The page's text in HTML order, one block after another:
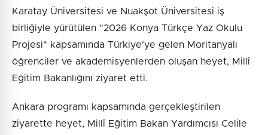
Karatay Üniversitesi ve Nuakşot Üniversitesi iş
birliğiyle yürütülen "2026 Konya Türkçe Yaz Okulu
Projesi" kapsamında Türkiye'ye gelen Moritanyalı
öğrenciler ve akademisyenlerden oluşan heyet, Millî
Eğitim Bakanlığını ziyaret etti.
Ankara programı kapsamında gerçekleştirilen
ziyarette heyet, Millî Eğitim Bakan Yardımcısı Celile